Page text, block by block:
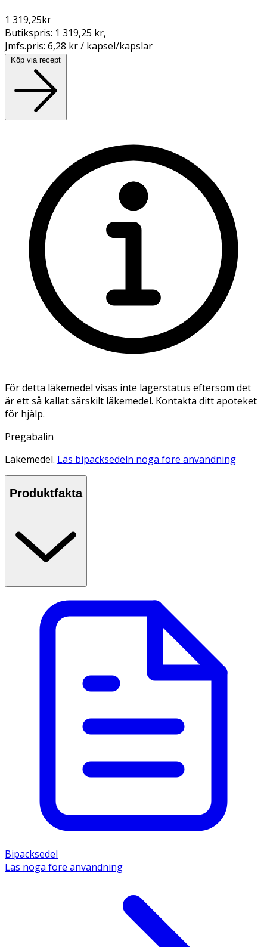
1 319,25kr
Butikspris: 1 319,25 kr,
Jmfs.pris: 6,28 kr / kapsel/kapslar
Köp via recept
För detta läkemedel visas inte lagerstatus eftersom det
är ett så kallat särskilt läkemedel. Kontakta ditt apoteket
för hjälp.
Pregabalin
Läkemedel. Läs bipacksedeln noga före användning
Produktfakta
Bipacksedel
Läs noga före användning